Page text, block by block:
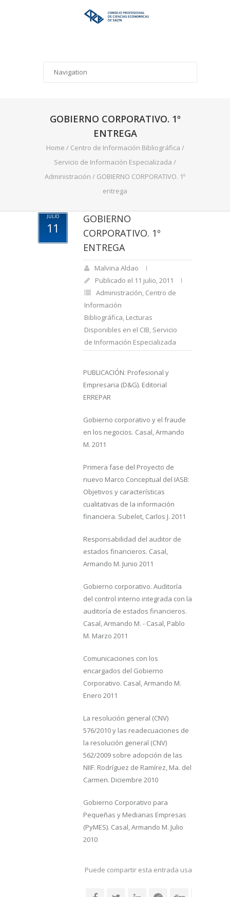
GOBIERNO CORPORATIVO. 1º
ENTREGA
Home / Centro de Información Bibliográfica /
Servicio de Información Especializada /
Administración / GOBIERNO CORPORATIVO. 1º
entrega
JULIO
11
GOBIERNO
CORPORATIVO. 1º
ENTREGA
Malvina Aldao
Publicado el 11 julio, 2011
Administración, Centro de
Información
Bibliográfica, Lecturas
Disponibles en el CIB, Servicio
de Información Especializada
PUBLICACIÓN: Profesional y
Empresaria (D&G). Editorial
ERREPAR
Gobierno corporativo y el fraude
en los negocios. Casal, Armando
M. 2011
Primera fase del Proyecto de
nuevo Marco Conceptual del IASB:
Objetivos y características
cualitativas de la información
financiera. Subelet, Carlos J. 2011
Responsabilidad del auditor de
estados financieros. Casal,
Armando M. Junio 2011
Gobierno corporativo. Auditoría
del control interno integrada con la
auditoría de estados financieros.
Casal, Armando M. - Casal, Pablo
M. Marzo 2011
Comunicaciones con los
encargados del Gobierno
Corporativo. Casal, Armando M.
Enero 2011
La resolución general (CNV)
576/2010 y las readecuaciones de
la resolución general (CNV)
562/2009 sobre adopción de las
NIIF. Rodríguez de Ramírez, Ma. del
Carmen. Diciembre 2010
Gobierno Corporativo para
Pequeñas y Medianas Empresas
(PyMES). Casal, Armando M. Julio
2010
Puede compartir esta entrada usando sus